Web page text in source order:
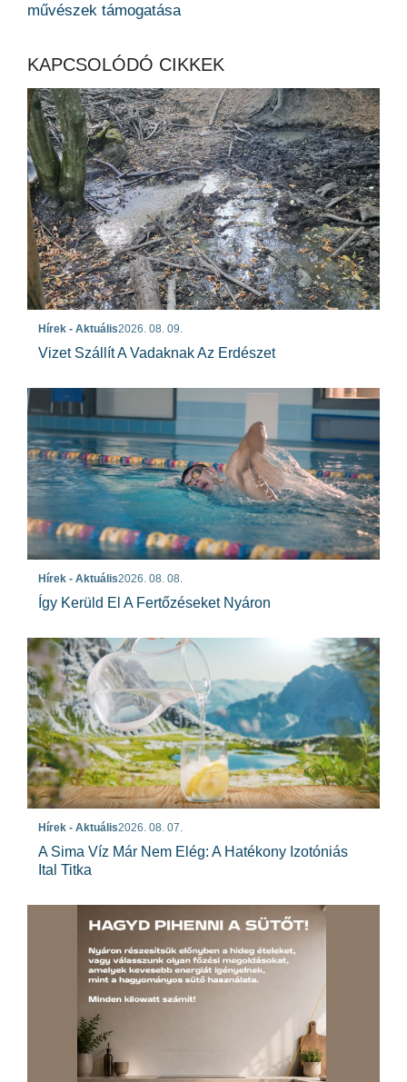
művészek támogatása
KAPCSOLÓDÓ CIKKEK
Hírek - Aktuális2026. 08. 09.
Vizet Szállít A Vadaknak Az Erdészet
Hírek - Aktuális2026. 08. 08.
Így Kerüld El A Fertőzéseket Nyáron
Hírek - Aktuális2026. 08. 07.
A Sima Víz Már Nem Elég: A Hatékony Izotóniás
Ital Titka